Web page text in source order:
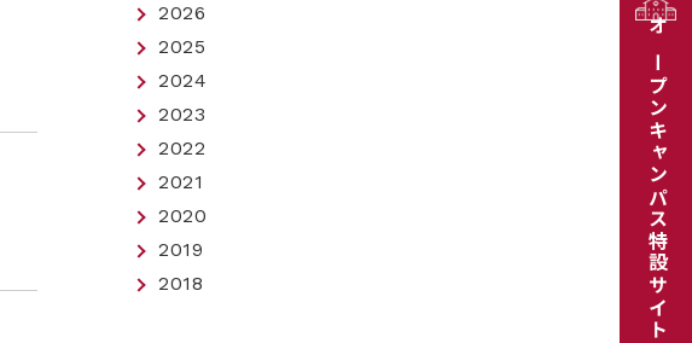
2026
2025
2024
2023
2022
2021
2020
2019
2018
オープンキャンパス特設サイト